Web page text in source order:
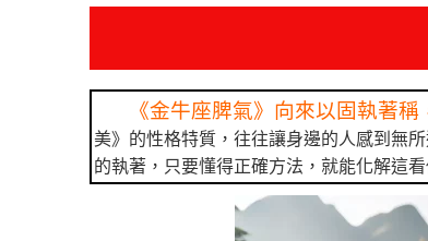
《金牛座脾氣》向來以固執著
美》的性格特質，往往讓身邊的人感到無
的執著，只要懂得正確方法，就能化解這